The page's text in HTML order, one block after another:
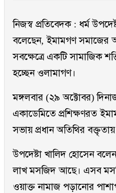
নিজস্ব প্রতিবেদক : ধর্ম
বলেছেন, ইমামগণ সমাজের
সবক্ষেত্রে একটি সামাজিক
হচ্ছেন ওলামাগণ।
মঙ্গলবার (২৯ অক্টোবর)
একাডেমিতে প্রশিক্ষণরত
সভায় প্রধান অতিথির
উপদেষ্টা খালিদ হোসেন
লাখ মসজিদ আছে। এসব
ওয়াক্ত নামাজ পড়ানোর